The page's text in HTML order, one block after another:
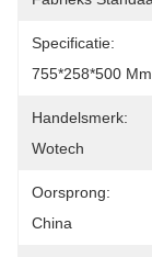
Specificatie:
755*258*500 Mm
Handelsmerk:
Wotech
Oorsprong:
China